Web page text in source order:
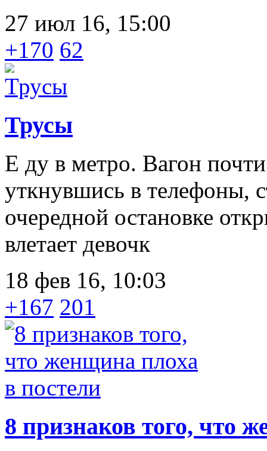
27 июл 16, 15:00
+170 62
Трусы
Е ду в метро. Вагон
уткнувшись в телефоны,
очередной остановке
влетает девочк
18 фев 16, 10:03
+167 201
8 признаков того, что